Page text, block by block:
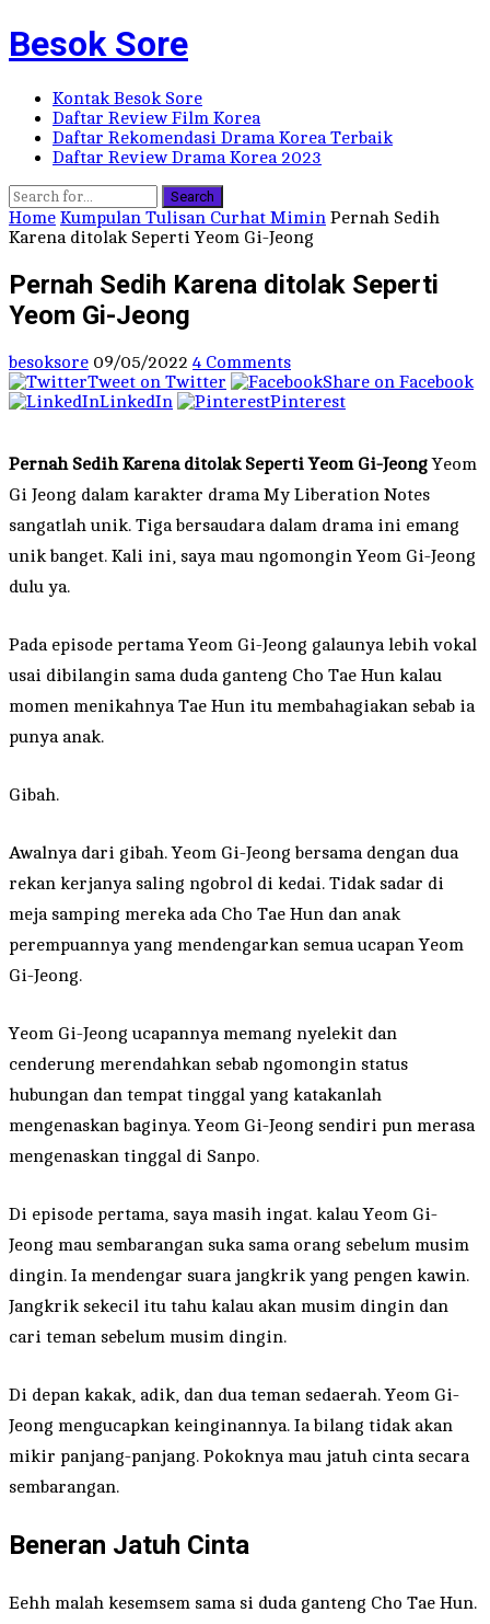
Besok Sore
Kontak Besok Sore
Daftar Review Film Korea
Daftar Rekomendasi Drama Korea Terbaik
Daftar Review Drama Korea 2023
Search
Home Kumpulan Tulisan Curhat Mimin Pernah Sedih
Karena ditolak Seperti Yeom Gi-Jeong
Pernah Sedih Karena ditolak Seperti
Yeom Gi-Jeong
besoksore 09/05/2022 4 Comments
Tweet on Twitter
Share on Facebook
LinkedIn
Pinterest
Pernah Sedih Karena ditolak Seperti Yeom Gi-JeongYeom
Gi Jeong dalam karakter drama My Liberation Notes
sangatlah unik. Tiga bersaudara dalam drama ini emang
unik banget. Kali ini, saya mau ngomongin Yeom Gi-Jeong
dulu ya.
Pada episode pertama Yeom Gi-Jeong galaunya lebih vokal
usai dibilangin sama duda ganteng Cho Tae Hun kalau
momen menikahnya Tae Hun itu membahagiakan sebab ia
punya anak.
Gibah.
Awalnya dari gibah. Yeom Gi-Jeong bersama dengan dua
rekan kerjanya saling ngobrol di kedai. Tidak sadar di
meja samping mereka ada Cho Tae Hun dan anak
perempuannya yang mendengarkan semua ucapan Yeom
Gi-Jeong.
Yeom Gi-Jeong ucapannya memang nyelekit dan
cenderung merendahkan sebab ngomongin status
hubungan dan tempat tinggal yang katakanlah
mengenaskan baginya. Yeom Gi-Jeong sendiri pun merasa
mengenaskan tinggal di Sanpo.
Di episode pertama, saya masih ingat. kalau Yeom Gi-
Jeong mau sembarangan suka sama orang sebelum musim
dingin. Ia mendengar suara jangkrik yang pengen kawin.
Jangkrik sekecil itu tahu kalau akan musim dingin dan
cari teman sebelum musim dingin.
Di depan kakak, adik, dan dua teman sedaerah. Yeom Gi-
Jeong mengucapkan keinginannya. Ia bilang tidak akan
mikir panjang-panjang. Pokoknya mau jatuh cinta secara
sembarangan.
Beneran Jatuh Cinta
Eehh malah kesemsem sama si duda ganteng Cho Tae Hun.